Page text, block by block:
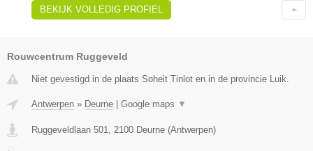
BEKIJK VOLLEDIG PROFIEL
Rouwcentrum Ruggeveld
Niet gevestigd in de plaats Soheit Tinlot en in de provincie Luik.
Antwerpen » Deurne Google maps ▼
Ruggeveldlaan 501, 2100 Deurne (Antwerpen)